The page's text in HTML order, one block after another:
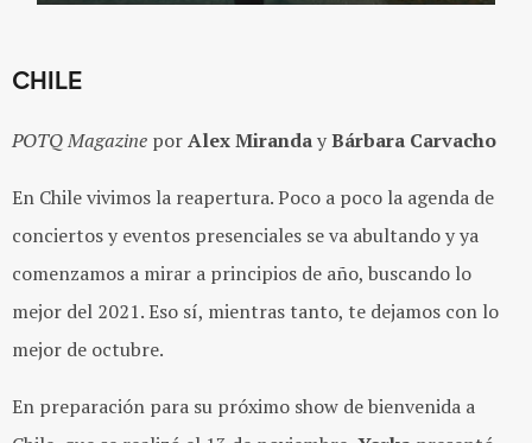
CHILE
POTQ Magazine porAlex MirandayBárbara Carvacho
En Chile vivimos la reapertura. Poco a poco la agenda de
conciertos y eventos presenciales se va abultando y ya
comenzamos a mirar a principios de año, buscando lo
mejor del 2021. Eso sí, mientras tanto, te dejamos con lo
mejor de octubre.
En preparación para su próximo show de bienvenida a